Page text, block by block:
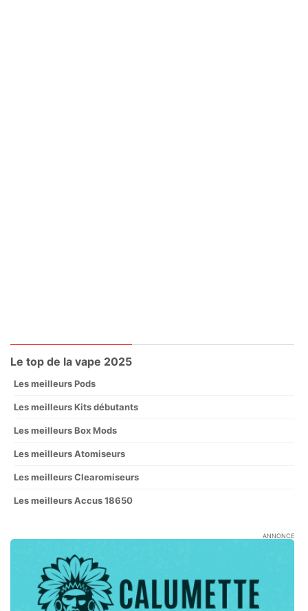
Le top de la vape 2025
Les meilleurs Pods
Les meilleurs Kits débutants
Les meilleurs Box Mods
Les meilleurs Atomiseurs
Les meilleurs Clearomiseurs
Les meilleurs Accus 18650
ANNONCE